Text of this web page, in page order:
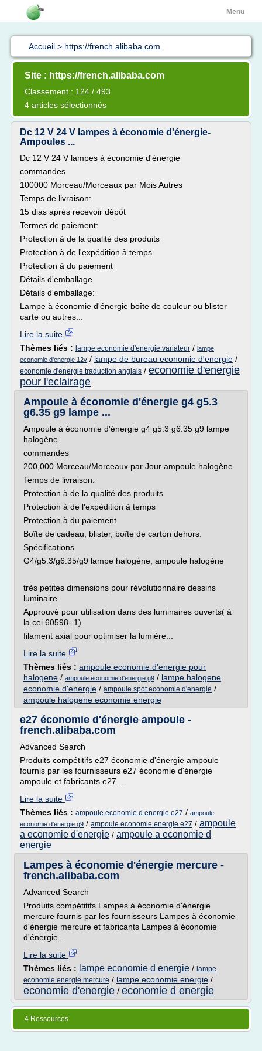
Menu
Accueil > https://french.alibaba.com
Site : https://french.alibaba.com
Classement : 124 / 493
4 articles sélectionnés
Dc 12 V 24 V lampes à économie d'énergie-
Ampoules ...
Dc 12 V 24 V lampes à économie d'énergie
commandes
100000 Morceau/Morceaux par Mois Autres
Temps de livraison:
15 dias après recevoir dépôt
Termes de paiement:
Protection à de la qualité des produits
Protection à de l'expédition à temps
Protection à du paiement
Détails d'emballage
Détails d'emballage:
Lampe à économie d'énergie boîte de couleur ou blister
carte ou autres...
Lire la suite
Thèmes liés : lampe economie d'energie variateur / lampe
economie d'energie 12v / lampe de bureau economie d'energie /
economie d'energie traduction anglais / economie d'energie
pour l'eclairage
Ampoule à économie d'énergie g4 g5.3
g6.35 g9 lampe ...
Ampoule à économie d'énergie g4 g5.3 g6.35 g9 lampe
halogène
commandes
200,000 Morceau/Morceaux par Jour ampoule halogène
Temps de livraison:
Protection à de la qualité des produits
Protection à de l'expédition à temps
Protection à du paiement
Boîte de cadeau, blister, boîte de carton dehors.
Spécifications
G4/g5.3/g6.35/g9 lampe halogène, ampoule halogène
très petites dimensions pour révolutionnaire dessins
luminaire
Approuvé pour utilisation dans des luminaires ouverts( à
la cei 60598- 1)
filament axial pour optimiser la lumière...
Lire la suite
Thèmes liés : ampoule economie d'energie pour
halogene / ampoule economie d'energie g9 / lampe halogene
economie d'energie / ampoule spot economie d'energie /
ampoule halogene economie energie
e27 économie d'énergie ampoule -
french.alibaba.com
Advanced Search
Produits compétitifs e27 économie d'énergie ampoule
fournis par les fournisseurs e27 économie d'énergie
ampoule et fabricants e27...
Lire la suite
Thèmes liés : ampoule economie d energie e27 / ampoule
economie d'energie g9 / ampoule economie energie e27 / ampoule
a economie d'energie / ampoule a economie d
energie
Lampes à économie d'énergie mercure -
french.alibaba.com
Advanced Search
Produits compétitifs Lampes à économie d'énergie
mercure fournis par les fournisseurs Lampes à économie
d'énergie mercure et fabricants Lampes à économie
d'énergie...
Lire la suite
Thèmes liés : lampe economie d energie / lampe
economie energie mercure / lampe economie energie /
economie d'energie / economie d energie
4 Ressources